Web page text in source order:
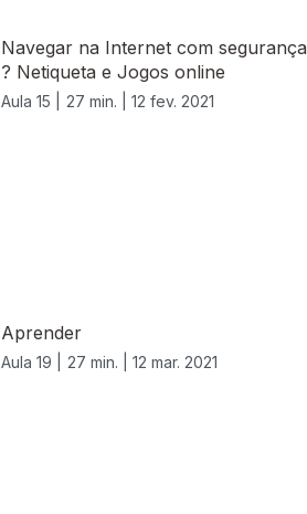
Navegar na Internet com segurança
? Netiqueta e Jogos online
Aula 15 | 27 min. | 12 fev. 2021
Aprender
Aula 19 | 27 min. | 12 mar. 2021